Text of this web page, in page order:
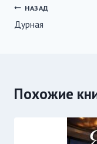
Навигация
по
НАЗАД
Дурная
Похожие